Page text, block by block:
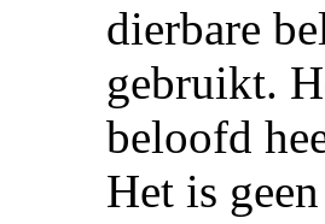
dierbare
gebruikt.
beloofd
Het is